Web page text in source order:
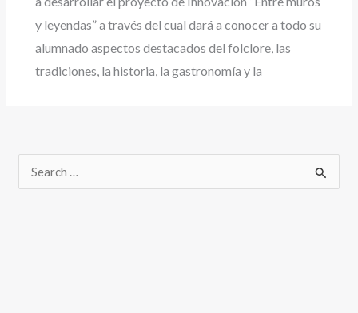
y leyendas” a través del cual dará a conocer a todo su
alumnado aspectos destacados del folclore, las
tradiciones, la historia, la gastronomía y la